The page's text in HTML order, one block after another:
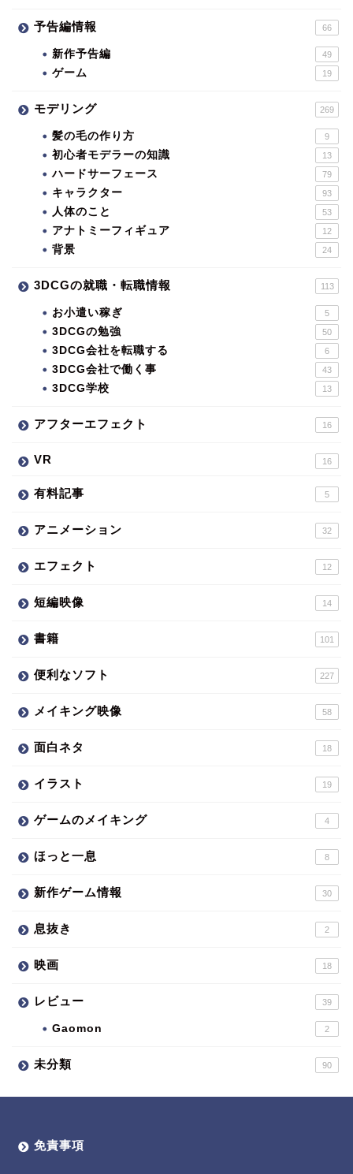
予告編情報 66
新作予告編 49
ゲーム 19
モデリング 269
髪の毛の作り方 9
初心者モデラーの知識 13
ハードサーフェース 79
キャラクター 93
人体のこと 53
アナトミーフィギュア 12
背景 24
3DCGの就職・転職情報 113
お小遣い稼ぎ 5
3DCGの勉強 50
3DCG会社を転職する 6
3DCG会社で働く事 43
3DCG学校 13
アフターエフェクト 16
VR 16
有料記事 5
アニメーション 32
エフェクト 12
短編映像 14
書籍 101
便利なソフト 227
メイキング映像 58
面白ネタ 18
イラスト 19
ゲームのメイキング 4
ほっと一息 8
新作ゲーム情報 30
息抜き 2
映画 18
レビュー 39
Gaomon 2
未分類 90
免責事項